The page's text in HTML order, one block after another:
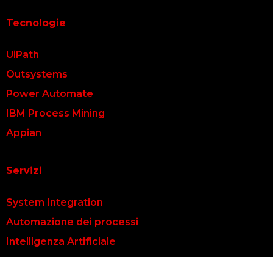
Tecnologie
UiPath
Outsystems
Power Automate
IBM Process Mining
Appian
Servizi
System Integration
Automazione dei processi
Intelligenza Artificiale